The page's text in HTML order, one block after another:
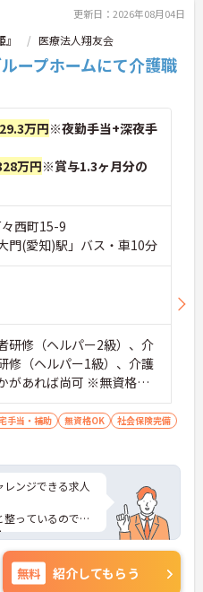
にしながら長期的
】
増収を続ける安
があり有資格者の
評価される風通
やすさ】
し日々の業務負
使いこなせるよう
べられる食事補助
車の通勤手当も用
更新日：2026年08月04日
医療法人翔友会
ープホームにて介護職
万円※夜勤手当+深夜手
万円※賞与1.3ヶ月分の
西町15-9
門(愛知)駅」バス・車10分
研修（ヘルパー2級）、介
修（ヘルパー1級）、介護
があれば尚可 ※無資格・
手当・補助 無資格OK
社会保険完備
ンジできる求人
っているので、
。
トなど、さらに
にご相談くださ
無料 紹介してもらう